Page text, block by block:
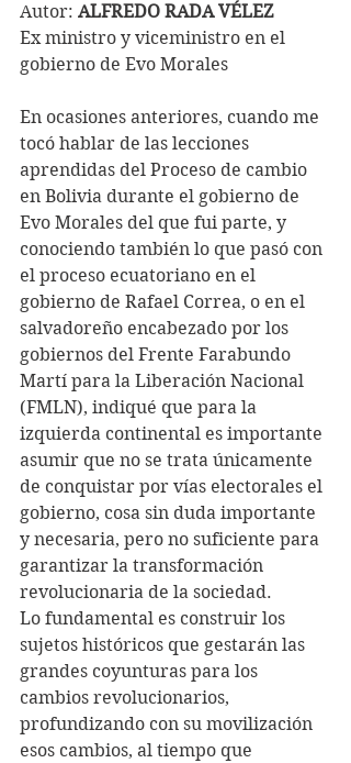
Autor: ALFREDO RADA VÉLEZ
Ex ministro y viceministro en el
gobierno de Evo Morales
En ocasiones anteriores, cuando me
tocó hablar de las lecciones
aprendidas del Proceso de cambio
en Bolivia durante el gobierno de
Evo Morales del que fui parte, y
conociendo también lo que pasó con
el proceso ecuatoriano en el
gobierno de Rafael Correa, o en el
salvadoreño encabezado por los
gobiernos del Frente Farabundo
Martí para la Liberación Nacional
(FMLN), indiqué que para la
izquierda continental es importante
asumir que no se trata únicamente
de conquistar por vías electorales el
gobierno, cosa sin duda importante
y necesaria, pero no suficiente para
garantizar la transformación
revolucionaria de la sociedad.
Lo fundamental es construir los
sujetos históricos que gestarán las
grandes coyunturas para los
cambios revolucionarios,
profundizando con su movilización
esos cambios, al tiempo que